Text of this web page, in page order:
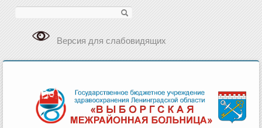
Версия для слабовидящих